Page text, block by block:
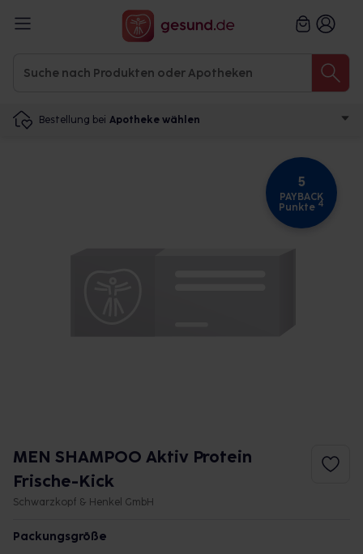
Bestellung bei Apotheke wählen
5
PAYBACK
Punkte 4
MEN SHAMPOO Aktiv Protein
Frische-Kick
Schwarzkopf & Henkel GmbH
Packungsgröße